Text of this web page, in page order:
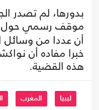
بدورها، لم تصدر
موقف رسمي حول
أن عددا من وسائل
خبرا مفاده أن
هذه القضية.
ليبيا المغرب